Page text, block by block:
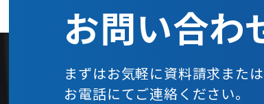
お問い合わ
まずはお気軽に資料請求または
お電話にてご連絡ください。